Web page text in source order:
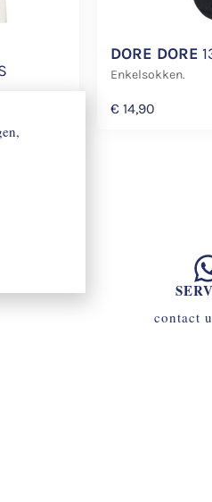
DORE DORE
Enkelsokken.
€14,90
contact